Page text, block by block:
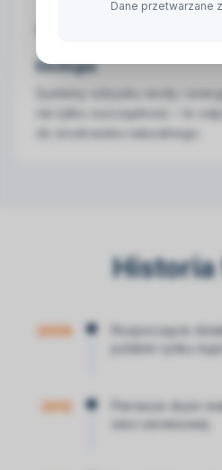
Ekologia
nie tylko oszczędność – to
do środowiska naturalnego.
2009
Rozpoczęcie
polskim rynku
2012
Pierwsze duże
sieci serwisowej.
Dane przetwarzane